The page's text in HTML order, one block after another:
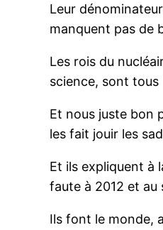
Leur
manquent pas de
Les rois du
science, sont tous
Et nous juste bon
les fait jouir les
Et ils expliquent à
faute à 2012 et au
Ils font le monde,